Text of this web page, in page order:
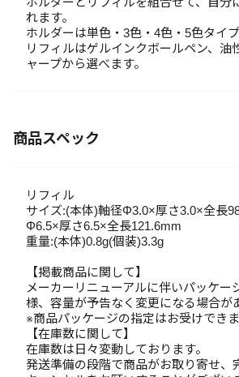
れます。
ホルダーは単色・3色・4色・5色タイプ
リフィルはゲルインクボールペン、油
ャープから選べます。
商品スペック
リフィル
サイズ:(本体)軸径Φ3.0×厚さ3.0×全長
Φ6.5×厚さ6.5×全長121.6mm
重量:(本体)0.8g(個装)3.3g
【掲載商品に関して】
メーカーリニューアルに伴いパッケー
様、容量が予告なく変更になる場合が
※商品パッケージの指定はお受けできま
【在庫数に関して】
在庫数は日々変動しております。
発送準備の段階で商品がお取り寄せ、